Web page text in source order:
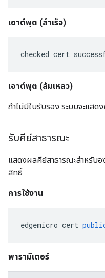
เอาต์พุต (สำเร็จ)
checked cert
เอาต์พุต (ล้มเหลว)
ถ้าไม่มีใบรับรอง ระบบจะแสด
รับคีย์สาธารณะ
แสดงผลคีย์สาธารณะสำหรับ
สิทธิ์
การใช้งาน
edgemicro cert
พารามิเตอร์